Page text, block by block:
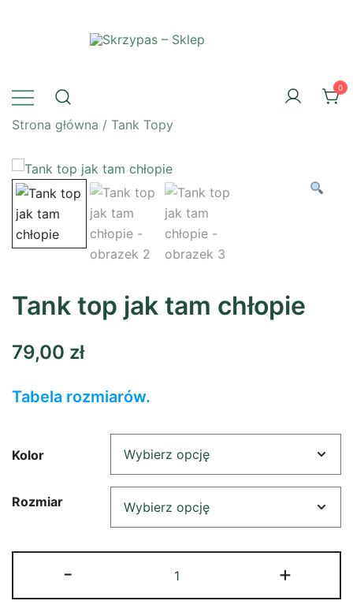
0
Strona główna / Tank Topy
Tank top jak tam chłopie
79,00 zł
Tabela rozmiarów.
Kolor
Rozmiar
-
Tank
top
+